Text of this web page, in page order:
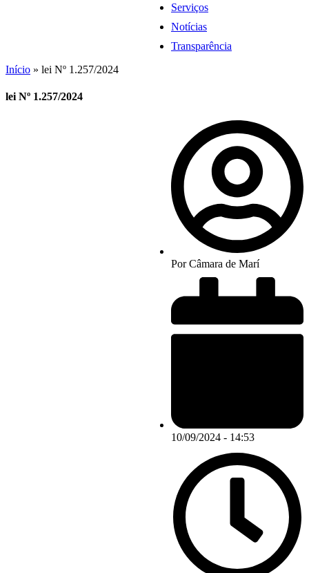
Serviços
Notícias
Transparência
Início » lei Nº 1.257/2024
lei Nº 1.257/2024
PorCâmara de Marí
10/09/2024 - 14:53